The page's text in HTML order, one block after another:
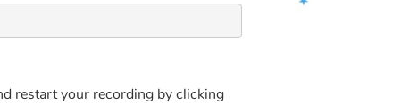
restart your recording by clicking